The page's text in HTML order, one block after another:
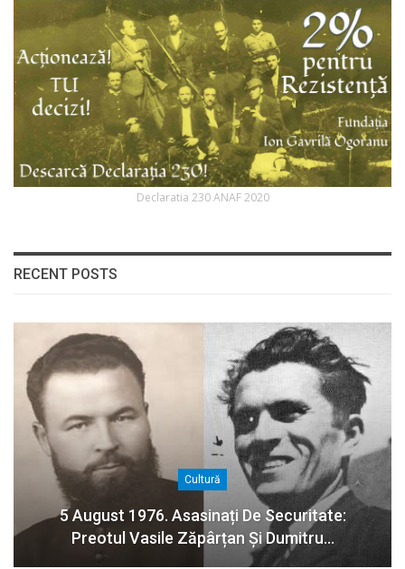
Declaratia 230 ANAF 2020
RECENT POSTS
Cultură
5 August 1976. Asasinați De Securitate:
Preotul Vasile Zăpârțan Și Dumitru…